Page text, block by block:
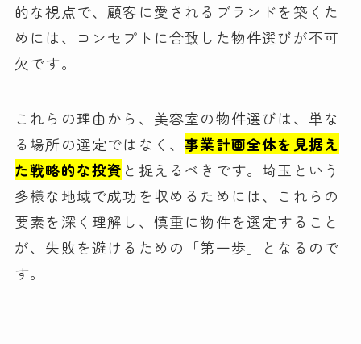
的な視点で、顧客に愛されるブランドを築くた
めには、コンセプトに合致した物件選びが不可
欠です。
これらの理由から、美容室の物件選びは、単な
る場所の選定ではなく、事業計画全体を見据え
た戦略的な投資 と捉えるべきです。埼玉という
多様な地域で成功を収めるためには、これらの
要素を深く理解し、慎重に物件を選定すること
が、失敗を避けるための「第一歩」となるので
す。